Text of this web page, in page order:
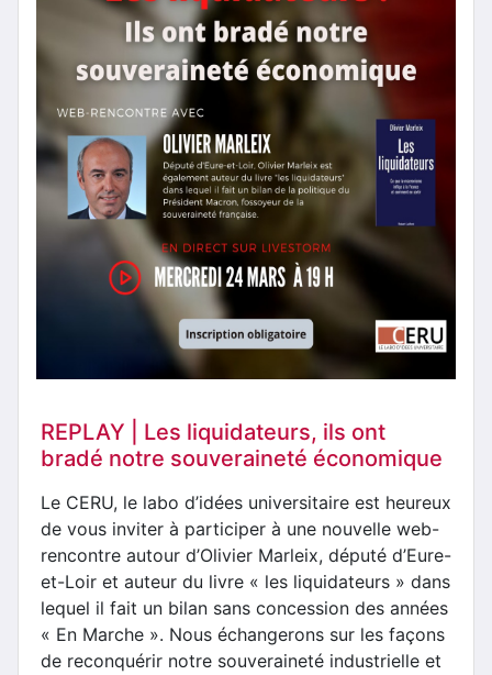
REPLAY | Les liquidateurs, ils ont
bradé notre souveraineté économique
Le CERU, le labo d’idées universitaire est heureux
de vous inviter à participer à une nouvelle web-
rencontre autour d’Olivier Marleix, député d’Eure-
et-Loir et auteur du livre « les liquidateurs » dans
lequel il fait un bilan sans concession des années
« En Marche ». Nous échangerons sur les façons
de reconquérir notre souveraineté industrielle et